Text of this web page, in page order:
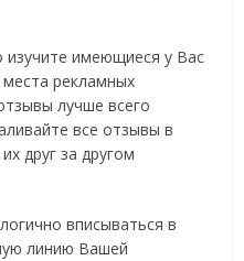
имеющиеся у Вас
рекламных
лучше всего
все отзывы в
друг за другом
вписываться в
линию Вашей